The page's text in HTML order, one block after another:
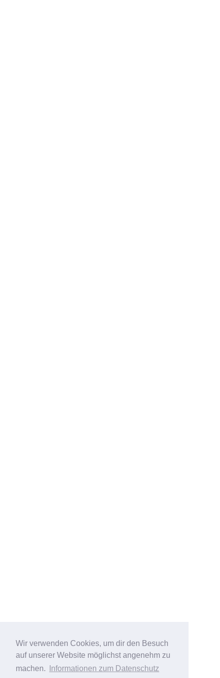
Wir verwenden Cookies, um dir den Besuch
auf unserer Website möglichst angenehm zu
machen.
Informationen zum Datenschutz